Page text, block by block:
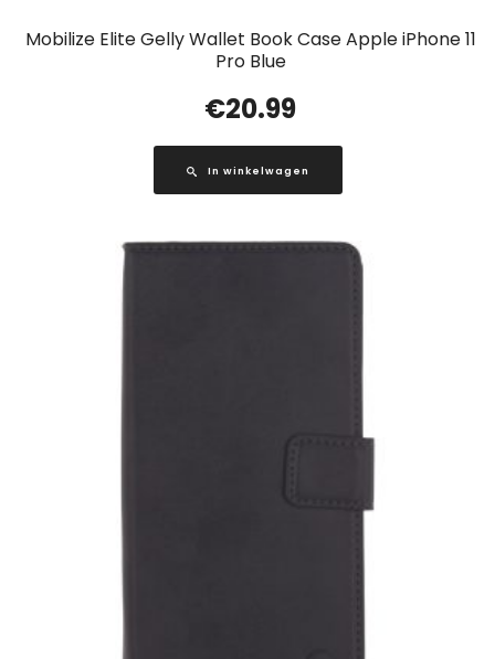
Mobilize Elite Gelly Wallet Book Case Apple iPhone 11
Pro Blue
€20.99
In winkelwagen